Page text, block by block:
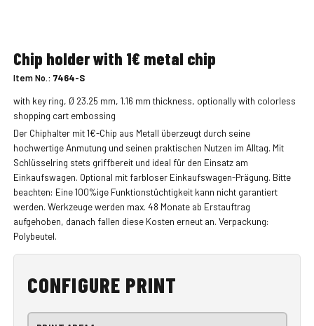
Chip holder with 1€ metal chip
Item No.: 7464-S
with key ring, Ø 23.25 mm, 1.16 mm thickness, optionally with colorless
shopping cart embossing
Der Chiphalter mit 1€-Chip aus Metall überzeugt durch seine
hochwertige Anmutung und seinen praktischen Nutzen im Alltag. Mit
Schlüsselring stets griffbereit und ideal für den Einsatz am
Einkaufswagen. Optional mit farbloser Einkaufswagen-Prägung. Bitte
beachten: Eine 100%ige Funktionstüchtigkeit kann nicht garantiert
werden. Werkzeuge werden max. 48 Monate ab Erstauftrag
aufgehoben, danach fallen diese Kosten erneut an. Verpackung:
Polybeutel.
CONFIGURE PRINT